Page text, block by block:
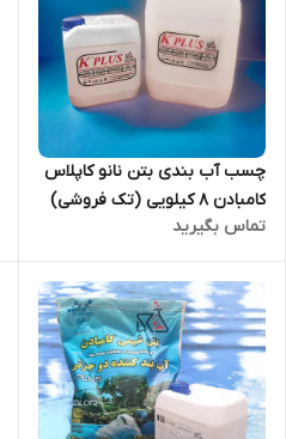
چسب آب بندی بتن نانو کاپلاس
کامبادن 8 کیلویی (تک فروشی)
تماس بگیرید